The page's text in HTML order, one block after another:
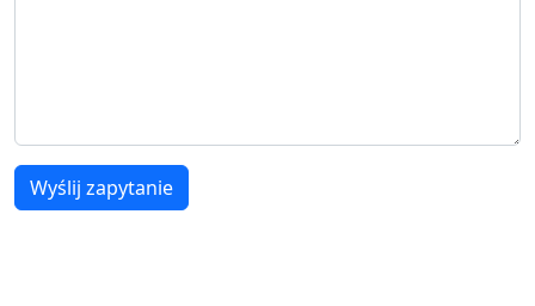
Wyślij zapytanie